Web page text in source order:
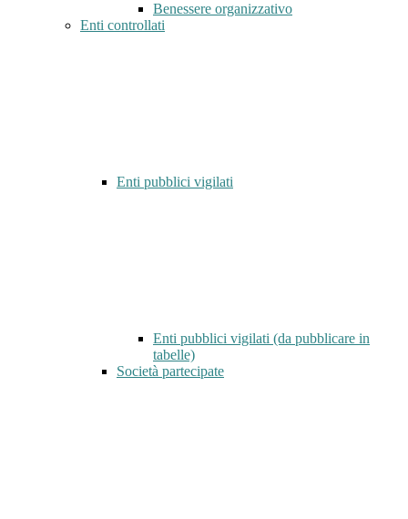
Benessere organizzativo
Enti controllati
Enti pubblici vigilati
Enti pubblici vigilati (da pubblicare in
tabelle)
Società partecipate